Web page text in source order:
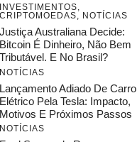
INVESTIMENTOS,
CRIPTOMOEDAS, NOTÍCIAS
Justiça Australiana Decide:
Bitcoin É Dinheiro, Não Bem
Tributável. E No Brasil?
NOTÍCIAS
Lançamento Adiado De Carro
Elétrico Pela Tesla: Impacto,
Motivos E Próximos Passos
NOTÍCIAS